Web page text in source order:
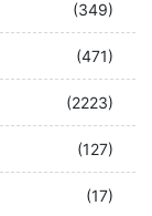
(349)
(471)
(2223)
(127)